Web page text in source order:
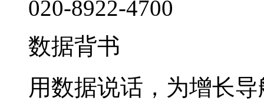
020-8922-4700
数据背书
用数据说话，为增长导